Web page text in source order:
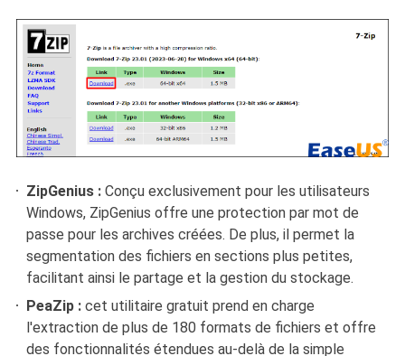
ZipGenius : Conçu exclusivement pour les utilisateurs
Windows, ZipGenius offre une protection par mot de
passe pour les archives créées. De plus, il permet la
segmentation des fichiers en sections plus petites,
facilitant ainsi le partage et la gestion du stockage.
PeaZip : cet utilitaire gratuit prend en charge
l'extraction de plus de 180 formats de fichiers et offre
des fonctionnalités étendues au-delà de la simple